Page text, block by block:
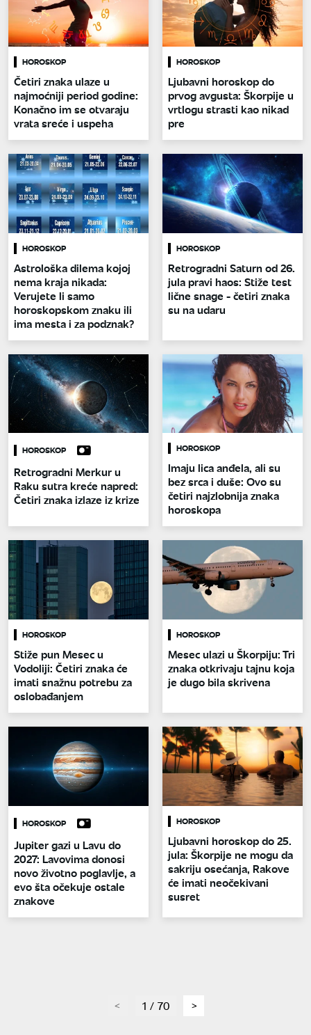
HOROSKOP
Četiri znaka ulaze u
najmoćniji period godine:
Konačno im se otvaraju
vrata sreće i uspeha
HOROSKOP
Ljubavni horoskop do
prvog avgusta: Škorpije u
vrtlogu strasti kao nikad
pre
HOROSKOP
Astrološka dilema kojoj
nema kraja nikada:
Verujete li samo
horoskopskom znaku ili
ima mesta i za podznak?
HOROSKOP
Retrogradni Saturn od 26.
jula pravi haos: Stiže test
lične snage - četiri znaka
su na udaru
HOROSKOP
Retrogradni Merkur u
Raku sutra kreće napred:
Četiri znaka izlaze iz krize
HOROSKOP
Imaju lica anđela, ali su
bez srca i duše: Ovo su
četiri najzlobnija znaka
horoskopa
HOROSKOP
Stiže pun Mesec u
Vodoliji: Četiri znaka će
imati snažnu potrebu za
oslobađanjem
HOROSKOP
Mesec ulazi u Škorpiju: Tri
znaka otkrivaju tajnu koja
je dugo bila skrivena
HOROSKOP
Jupiter gazi u Lavu do
2027: Lavovima donosi
novo životno poglavlje, a
evo šta očekuje ostale
znakove
HOROSKOP
Ljubavni horoskop do 25.
jula: Škorpije ne mogu da
sakriju osećanja, Rakove
će imati neočekivani
susret
page1 / 70 page